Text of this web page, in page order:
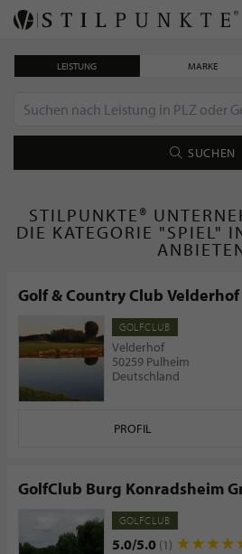
LEISTUNG MARKE
SUCHEN
STILPUNKTE®
DIE KATEGORIE "SPIEL"
Golf & Country Club Velderhof
GOLFCLUB
Velderhof
50259 Pulheim
Deutschland
PROFIL
GolfClub Burg Konradsheim
GOLFCLUB
5.0/5.0 (1)